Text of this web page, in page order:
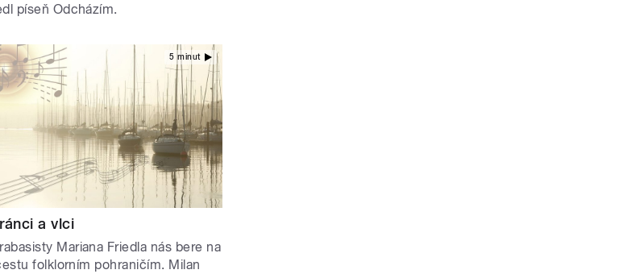
píseň Odcházím.
5 minut
a vlci
Mariana Friedla nás bere na
folklorním pohraničím. Milan